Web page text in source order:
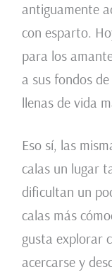
antiguamente
con esparto.
para los
a sus fondos
llenas de vida
Eso sí, las
calas un lugar
dificultan un
calas más
gusta explorar
acercarse y